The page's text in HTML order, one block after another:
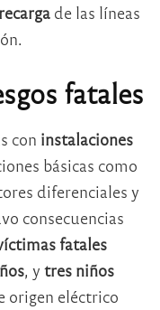
de las líneas
fatales
con instalaciones
básicas como
diferenciales y
consecuencias
fatales
, y tres niños
origen eléctrico